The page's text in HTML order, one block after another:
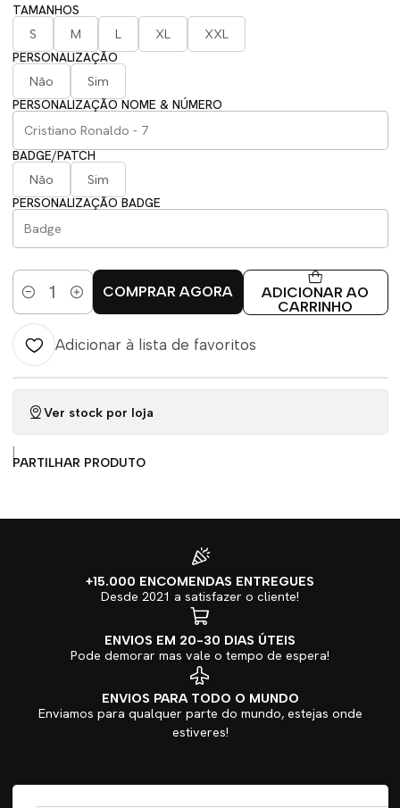
TAMANHOS
S
M L XL
XXL
PERSONALIZAÇÃO
Não
Sim
PERSONALIZAÇÃO NOME & NÚMERO
BADGE/PATCH
Não
Sim
PERSONALIZAÇÃO BADGE
Quantidade
ADICIONAR AO
CARRINHO
COMPRAR AGORA
Adicionar à lista de favoritos
Ver stock por loja
|
PARTILHAR PRODUTO
+15.000 ENCOMENDAS ENTREGUES
Desde 2021 a satisfazer o cliente!
ENVIOS EM 20-30 DIAS ÚTEIS
Pode demorar mas vale o tempo de espera!
ENVIOS PARA TODO O MUNDO
Enviamos para qualquer parte do mundo, estejas onde
estiveres!